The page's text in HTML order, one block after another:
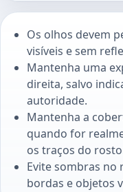
Os olhos devem
visíveis e sem
Mantenha uma
direita, salvo
autoridade.
Mantenha a
quando for
os traços do
Evite sombras no
bordas e objetos